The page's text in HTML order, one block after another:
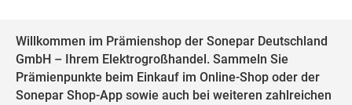
Willkommen im Prämienshop der Sonepar Deutschland
GmbH – Ihrem Elektrogroßhandel. Sammeln Sie
Prämienpunkte beim Einkauf im Online-Shop oder der
Sonepar Shop-App sowie auch bei weiteren zahlreichen